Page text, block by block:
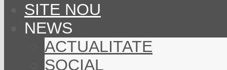
SITE NOU
NEWS
ACTUALITATE
SOCIAL